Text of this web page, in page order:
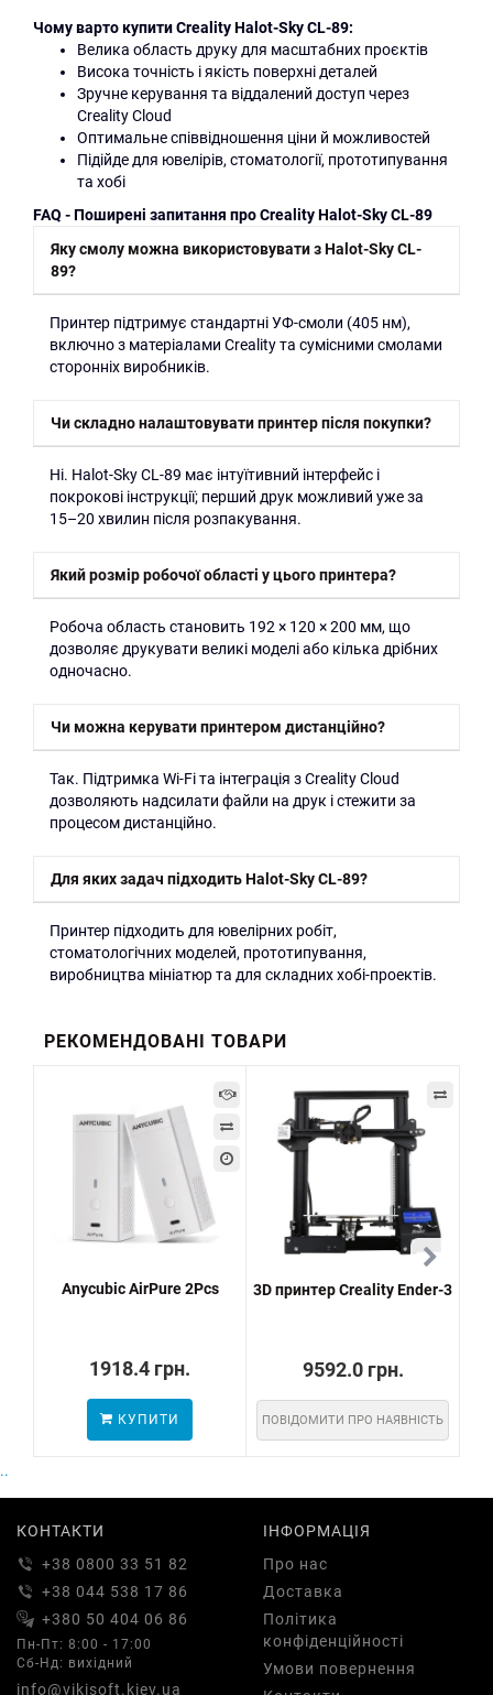
Чому варто купити Creality Halot-Sky CL-89:
Велика область друку для масштабних проєктів
Висока точність і якість поверхні деталей
Зручне керування та віддалений доступ через
Creality Cloud
Оптимальне співвідношення ціни й можливостей
Підійде для ювелірів, стоматології, прототипування
та хобі
FAQ - Поширені запитання про Creality Halot-Sky CL-89
Яку смолу можна використовувати з Halot-Sky CL-
89?
Принтер підтримує стандартні УФ-смоли (405 нм),
включно з матеріалами Creality та сумісними смолами
сторонніх виробників.
Чи складно налаштовувати принтер після покупки?
Ні. Halot-Sky CL-89 має інтуїтивний інтерфейс і
покрокові інструкції; перший друк можливий уже за
15–20 хвилин після розпакування.
Який розмір робочої області у цього принтера?
Робоча область становить 192 × 120 × 200 мм, що
дозволяє друкувати великі моделі або кілька дрібних
одночасно.
Чи можна керувати принтером дистанційно?
Так. Підтримка Wi-Fi та інтеграція з Creality Cloud
дозволяють надсилати файли на друк і стежити за
процесом дистанційно.
Для яких задач підходить Halot-Sky CL-89?
Принтер підходить для ювелірних робіт,
стоматологічних моделей, прототипування,
виробництва мініатюр та для складних хобі-проектів.
РЕКОМЕНДОВАНІ ТОВАРИ
Anycubic AirPure 2Pcs
1918.4 грн.
КУПИТИ
3D принтер Creality Ender-3
9592.0 грн.
ПОВІДОМИТИ ПРО НАЯВНІСТЬ
..
КОНТАКТИ
+38 0800 33 51 82
+38 044 538 17 86
+380 50 404 06 86
Пн-Пт: 8:00 - 17:00
Сб-Нд: вихідний
info@vikisoft.kiev.ua
ІНФОРМАЦІЯ
Про нас
Доставка
Політика
конфіденційності
Умови повернення